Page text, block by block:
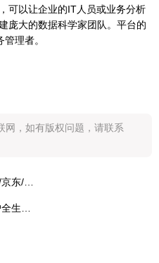
可以让企业的IT人员或业务分析
庞大的数据科学家团队。平台的
理者。
网，如有版权问题，请联系